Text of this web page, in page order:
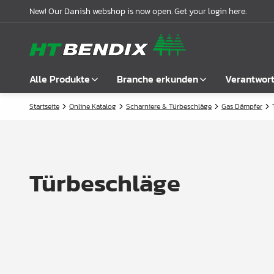
New! Our Danish webshop is now open. Get your login here.
Alle Produkte
Alle anzeigen
Schlösser
Branche erkunden
Möbelindustrie
Garderobenlösungen
Über uns
Compliance
Startseite Online Katalog Scharniere & Türbeschläge Gas Dämpfer
Türbeschläge